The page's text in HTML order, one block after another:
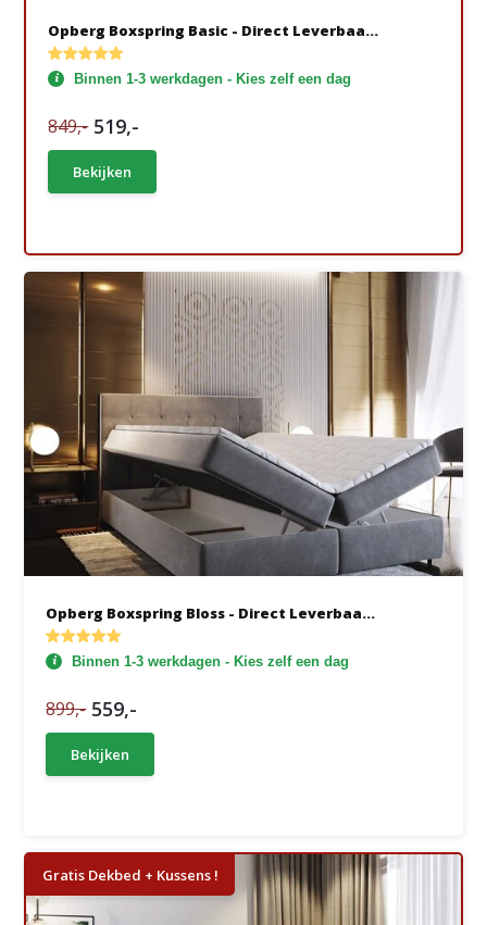
Opberg Boxspring Basic - Direct Leverbaa...
Binnen 1-3 werkdagen - Kies zelf een dag
849,- 519,-
Bekijken
Opberg Boxspring Bloss - Direct Leverbaa...
Binnen 1-3 werkdagen - Kies zelf een dag
899,- 559,-
Bekijken
Gratis Dekbed + Kussens !